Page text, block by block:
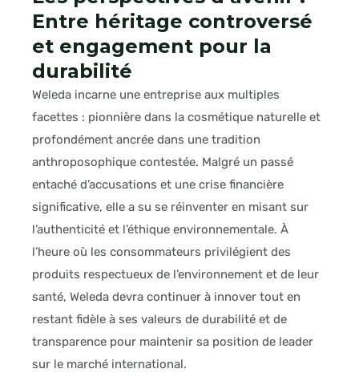
Entre héritage controversé
et engagement pour la
durabilité
Weleda incarne une entreprise aux multiples
facettes : pionnière dans la cosmétique naturelle et
profondément ancrée dans une tradition
anthroposophique contestée. Malgré un passé
entaché d’accusations et une crise financière
significative, elle a su se réinventer en misant sur
l’authenticité et l’éthique environnementale. À
l’heure où les consommateurs privilégient des
produits respectueux de l’environnement et de leur
santé, Weleda devra continuer à innover tout en
restant fidèle à ses valeurs de durabilité et de
transparence pour maintenir sa position de leader
sur le marché international.